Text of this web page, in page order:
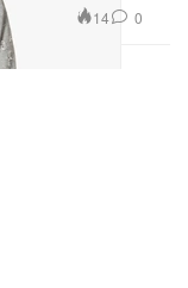
14 0